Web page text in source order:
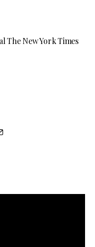
The New York Times